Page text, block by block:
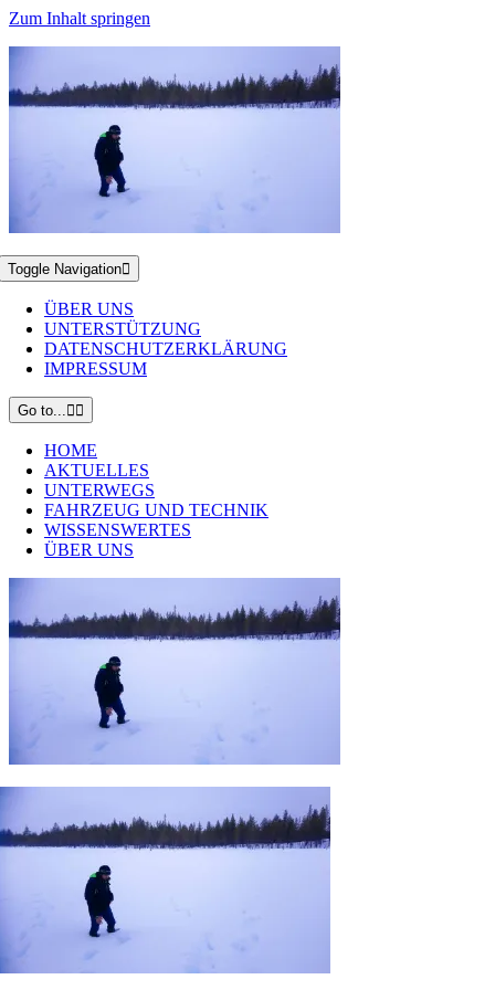
Zum Inhalt springen
Toggle Navigation
ÜBER UNS
UNTERSTÜTZUNG
DATENSCHUTZERKLÄRUNG
IMPRESSUM
Go to...
HOME
AKTUELLES
UNTERWEGS
FAHRZEUG UND TECHNIK
WISSENSWERTES
ÜBER UNS